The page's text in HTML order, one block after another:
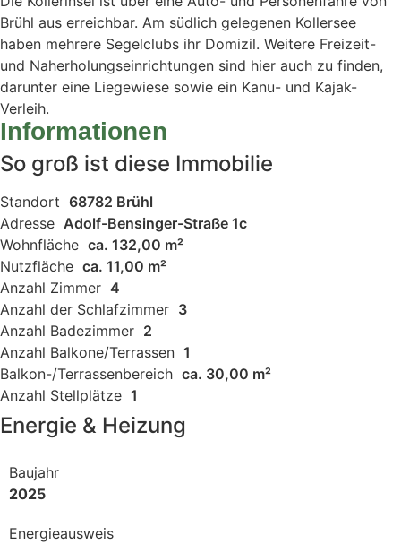
Brühl aus erreichbar. Am südlich gelegenen Kollersee
haben mehrere Segelclubs ihr Domizil. Weitere Freizeit-
und Naherholungseinrichtungen sind hier auch zu finden,
darunter eine Liegewiese sowie ein Kanu- und Kajak-
Verleih.
Informationen
So groß ist diese Immobilie
Standort 68782 Brühl
Adresse Adolf-Bensinger-Straße 1c
Wohnfläche ca. 132,00 m²
Nutzfläche ca. 11,00 m²
Anzahl Zimmer 4
Anzahl der Schlafzimmer 3
Anzahl Badezimmer 2
Anzahl Balkone/Terrassen 1
Balkon-/Terrassenbereich ca. 30,00 m²
Anzahl Stellplätze 1
Energie & Heizung
Baujahr
2025
Energieausweis